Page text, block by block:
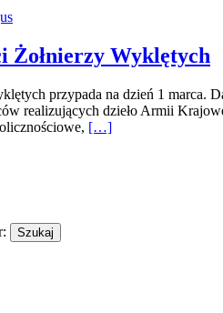
Żołnierzy Wyklętych
przypada na dzień 1 marca.
realizujących dzieło Armii
[…]
Szukaj